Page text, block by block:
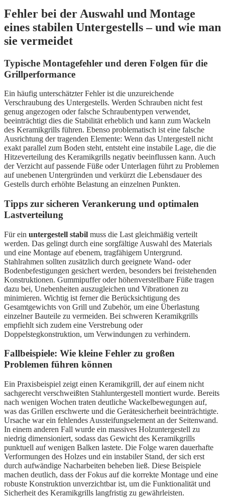
Fehler bei der Auswahl und Montage
eines stabilen Untergestells – und wie man
sie vermeidet
Typische Montagefehler und deren Folgen für die
Grillperformance
Ein häufig unterschätzter Fehler ist die unzureichende
Verschraubung des Untergestells. Werden Schrauben nicht fest
genug angezogen oder falsche Schraubentypen verwendet,
beeinträchtigt dies die Stabilität erheblich und kann zum Wackeln
des Keramikgrills führen. Ebenso problematisch ist eine falsche
Ausrichtung der tragenden Elemente: Wenn das Untergestell nicht
exakt parallel zum Boden steht, entsteht eine instabile Lage, die die
Hitzeverteilung des Keramikgrills negativ beeinflussen kann. Auch
der Verzicht auf passende Füße oder Unterlagen führt zu Problemen
auf unebenen Untergründen und verkürzt die Lebensdauer des
Gestells durch erhöhte Belastung an einzelnen Punkten.
Tipps zur sicheren Verankerung und optimalen
Lastverteilung
Für ein untergestell stabil muss die Last gleichmäßig verteilt
werden. Das gelingt durch eine sorgfältige Auswahl des Materials
und eine Montage auf ebenem, tragfähigem Untergrund.
Stahlrahmen sollten zusätzlich durch geeignete Wand- oder
Bodenbefestigungen gesichert werden, besonders bei freistehenden
Konstruktionen. Gummipuffer oder höhenverstellbare Füße tragen
dazu bei, Unebenheiten auszugleichen und Vibrationen zu
minimieren. Wichtig ist ferner die Berücksichtigung des
Gesamtgewichts von Grill und Zubehör, um eine Überlastung
einzelner Bauteile zu vermeiden. Bei schweren Keramikgrills
empfiehlt sich zudem eine Verstrebung oder
Doppelstegkonstruktion, um Verwindungen zu verhindern.
Fallbeispiele: Wie kleine Fehler zu großen
Problemen führen können
Ein Praxisbeispiel zeigt einen Keramikgrill, der auf einem nicht
sachgerecht verschweißten Stahluntergestell montiert wurde. Bereits
nach wenigen Wochen traten deutliche Wackelbewegungen auf,
was das Grillen erschwerte und die Gerätesicherheit beeinträchtigte.
Ursache war ein fehlendes Aussteifungselement an der Seitenwand.
In einem anderen Fall wurde ein massives Holzuntergestell zu
niedrig dimensioniert, sodass das Gewicht des Keramikgrills
punktuell auf wenigen Balken lastete. Die Folge waren dauerhafte
Verformungen des Holzes und ein instabiler Stand, der sich erst
durch aufwändige Nacharbeiten beheben ließ. Diese Beispiele
machen deutlich, dass der Fokus auf die korrekte Montage und eine
robuste Konstruktion unverzichtbar ist, um die Funktionalität und
Sicherheit des Keramikgrills langfristig zu gewährleisten.